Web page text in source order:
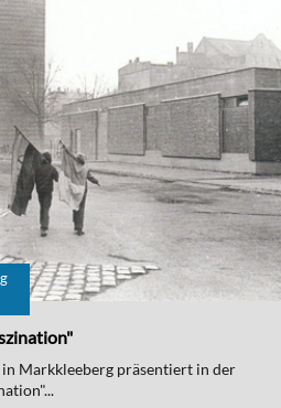
Markkleeberg präsentiert in der